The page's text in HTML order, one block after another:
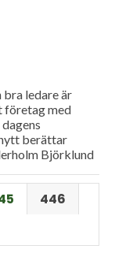
bra ledare är
med
berättar
Björklund
vi
upptakten...
446